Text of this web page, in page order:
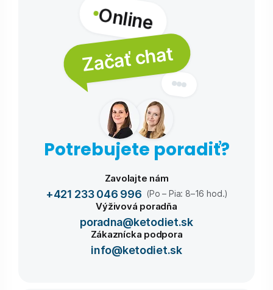
Online
Začať chat
Potrebujete poradiť?
Zavolajte nám
+421 233 046 996 (Po – Pia: 8–16 hod.)
Výživová poradňa
poradna@ketodiet.sk
Zákaznícka podpora
info@ketodiet.sk